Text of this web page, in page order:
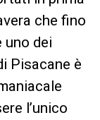
che fino
uno dei
Pisacane è
l’unico